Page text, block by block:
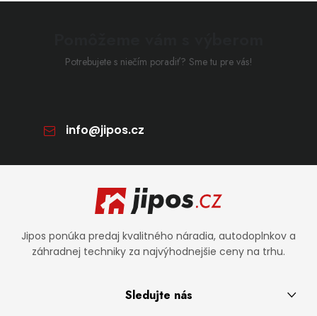
Potrebujete s niečím poradiť? Sme tu pre vás!
info@jipos.cz
Jipos ponúka predaj kvalitného náradia, autodoplnkov a
záhradnej techniky za najvýhodnejšie ceny na trhu.
Sledujte nás